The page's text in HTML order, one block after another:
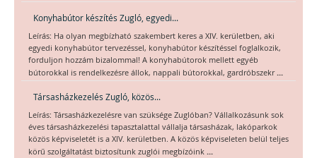
Konyhabútor készítés Zugló, egyedi...
Leírás: Ha olyan megbízható szakembert keres a XIV. kerületben, aki
egyedi konyhabútor tervezéssel, konyhabútor készítéssel foglalkozik,
forduljon hozzám bizalommal! A konyhabútorok mellett egyéb
bútorokkal is rendelkezésre állok, nappali bútorokkal, gardróbszekr...
Társasházkezelés Zugló, közös...
Leírás: Társasházkezelésre van szüksége Zuglóban? Vállalkozásunk sok
éves társasházkezelési tapasztalattal vállalja társasházak, lakóparkok
közös képviseletét is a XIV. kerületben. A közös képviseleten belül teljes
körű szolgáltatást biztosítunk zuglói megbízóink ...